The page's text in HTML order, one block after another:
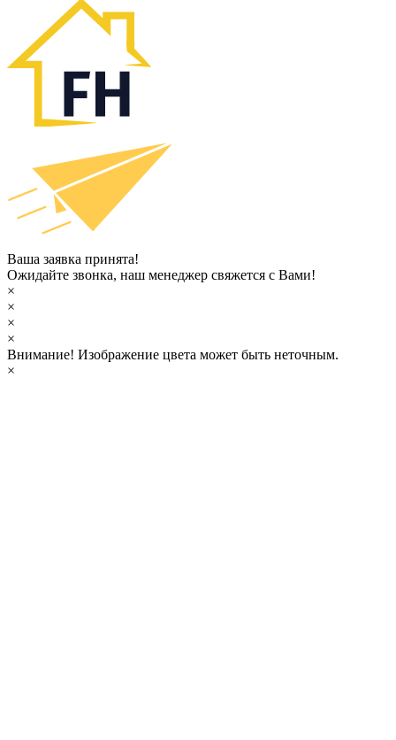
Ваша заявка принята!
Ожидайте звонка, наш менеджер свяжется с Вами!
×
×
×
×
Внимание! Изображение цвета может быть неточным.
×